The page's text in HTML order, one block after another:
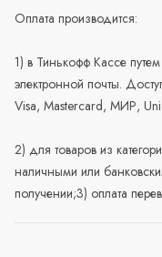
Оплата производится:
1) в Тинькофф Кассе
электронной почты.
Visa, Mastercard, МИР,
2) для товаров из
наличными или
получении;3) оплата